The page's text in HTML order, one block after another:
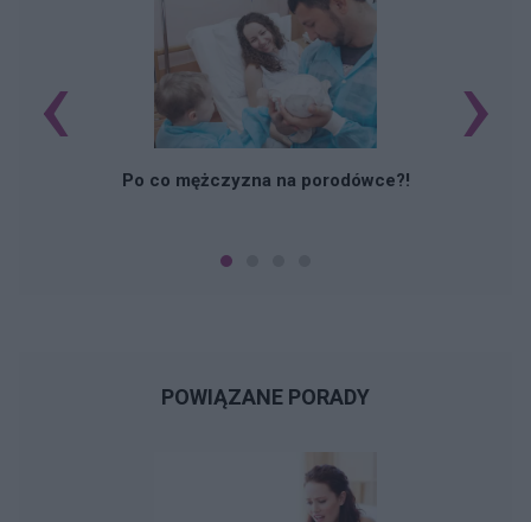
Po co mężczyzna na porodówce?!
‹ ›
POWIĄZANE PORADY